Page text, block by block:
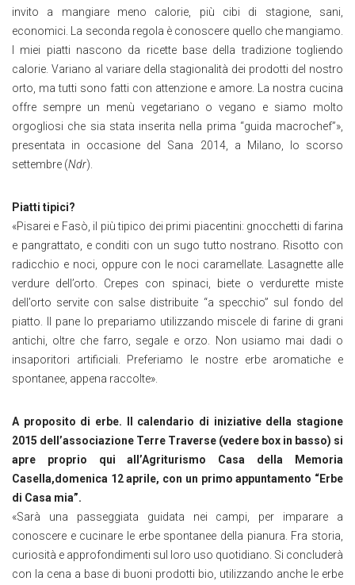
invito a mangiare meno calorie, più cibi di stagione, sani,
economici. La seconda regola è conoscere quello che mangiamo.
I miei piatti nascono da ricette base della tradizione togliendo
calorie. Variano al variare della stagionalità dei prodotti del nostro
orto, ma tutti sono fatti con attenzione e amore. La nostra cucina
offre sempre un menù vegetariano o vegano e siamo molto
orgogliosi che sia stata inserita nella prima “guida macrochef”»,
presentata in occasione del Sana 2014, a Milano, lo scorso
settembre (Ndr).
Piatti tipici?
«Pisarei e Fasò, il più tipico dei primi piacentini: gnocchetti di farina
e pangrattato, e conditi con un sugo tutto nostrano. Risotto con
radicchio e noci, oppure con le noci caramellate. Lasagnette alle
verdure dell’orto. Crepes con spinaci, biete o verdurette miste
dell’orto servite con salse distribuite “a specchio” sul fondo del
piatto. Il pane lo prepariamo utilizzando miscele di farine di grani
antichi, oltre che farro, segale e orzo. Non usiamo mai dadi o
insaporitori artificiali. Preferiamo le nostre erbe aromatiche e
spontanee, appena raccolte».
A proposito di erbe. Il calendario di iniziative della stagione
2015 dell’associazione Terre Traverse (vedere box in basso) si
apre proprio qui all’Agriturismo Casa della Memoria
Casella,domenica 12 aprile, con un primo appuntamento “Erbe
di Casa mia”.
«Sarà una passeggiata guidata nei campi, per imparare a
conoscere e cucinare le erbe spontanee della pianura. Fra storia,
curiosità e approfondimenti sul loro uso quotidiano. Si concluderà
con la cena a base di buoni prodotti bio, utilizzando anche le erbe